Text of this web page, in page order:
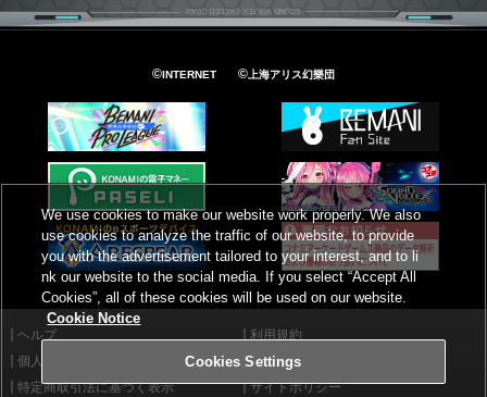
©INTERNET ©上海アリス幻樂団
ヘルプ
利用規約
個人情報等保護方針
外部送信について
特定商取引法に基づく表示
サイトポリシー
We use cookies to make our website work properly. We also
use cookies to analyze the traffic of our website, to provide
you with the advertisement tailored to your interest, and to li
nk our website to the social media. If you select “Accept All
Cookies”, all of these cookies will be used on our website.
Cookie Notice
Cookies Settings